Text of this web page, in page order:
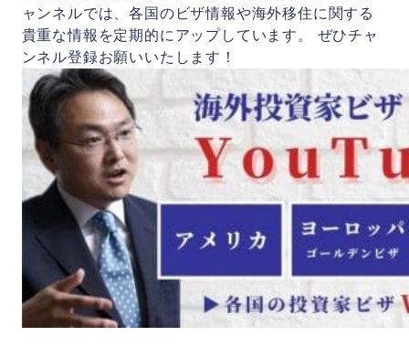
ャンネルでは、各国のビザ情報や海外移住に関する
貴重な情報を定期的にアップしています。 ぜひチャ
ンネル登録お願いいたします！